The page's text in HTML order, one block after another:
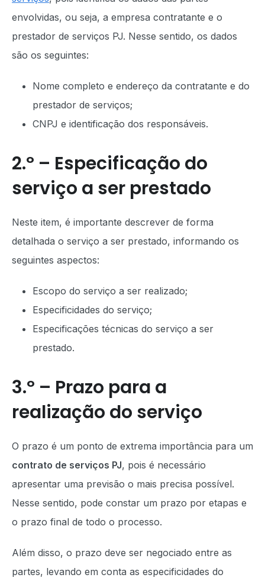
envolvidas, ou seja, a empresa contratante e o
prestador de serviços PJ. Nesse sentido, os dados
são os seguintes:
Nome completo e endereço da contratante e do
prestador de serviços;
CNPJ e identificação dos responsáveis.
2.º – Especificação do
serviço a ser prestado
Neste item, é importante descrever de forma
detalhada o serviço a ser prestado, informando os
seguintes aspectos:
Escopo do serviço a ser realizado;
Especificidades do serviço;
Especificações técnicas do serviço a ser
prestado.
3.º – Prazo para a
realização do serviço
O prazo é um ponto de extrema importância para um
contrato de serviços PJ, pois é necessário
apresentar uma previsão o mais precisa possível.
Nesse sentido, pode constar um prazo por etapas e
o prazo final de todo o processo.
Além disso, o prazo deve ser negociado entre as
partes, levando em conta as especificidades do